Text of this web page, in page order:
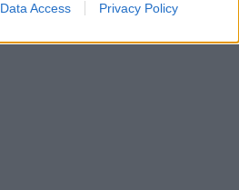
Data Access Privacy Policy